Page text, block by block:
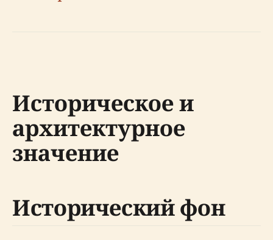
Историческое и
архитектурное
значение
Исторический фон